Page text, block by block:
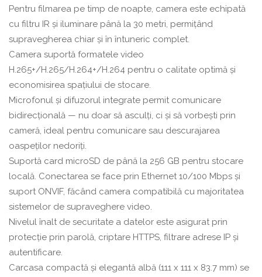
Pentru filmarea pe timp de noapte, camera este echipată
cu filtru IR și iluminare până la 30 metri, permițând
supravegherea chiar și în întuneric complet.
Camera suportă formatele video
H.265+/H.265/H.264+/H.264 pentru o calitate optimă și
economisirea spațiului de stocare.
Microfonul și difuzorul integrate permit comunicare
bidirecțională — nu doar să asculți, ci și să vorbești prin
cameră, ideal pentru comunicare sau descurajarea
oaspeților nedoriți.
Suportă card microSD de până la 256 GB pentru stocare
locală. Conectarea se face prin Ethernet 10/100 Mbps și
suport ONVIF, făcând camera compatibilă cu majoritatea
sistemelor de supraveghere video.
Nivelul înalt de securitate a datelor este asigurat prin
protecție prin parolă, criptare HTTPS, filtrare adrese IP și
autentificare.
Carcasa compactă și elegantă albă (111 x 111 x 83.7 mm) se